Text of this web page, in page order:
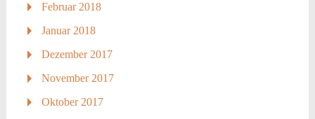
Februar 2018
Januar 2018
Dezember 2017
November 2017
Oktober 2017